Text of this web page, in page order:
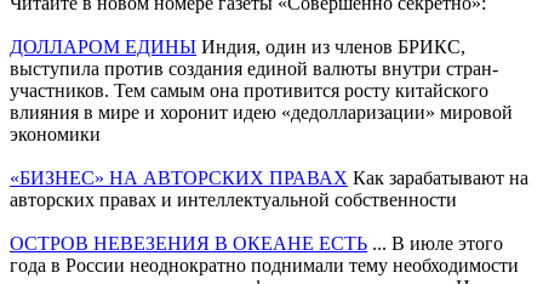
ДОЛЛАРОМ ЕДИНЫ Индия, один из членов БРИКС,
выступила против создания единой валюты внутри стран-
участников. Тем самым она противится росту китайского
влияния в мире и хоронит идею «дедолларизации» мировой
экономики
«БИЗНЕС» НА АВТОРСКИХ ПРАВАХ Как зарабатывают на
авторских правах и интеллектуальной собственности
ОСТРОВ НЕВЕЗЕНИЯ В ОКЕАНЕ ЕСТЬ ... В июле этого
года в России неоднократно поднимали тему необходимости